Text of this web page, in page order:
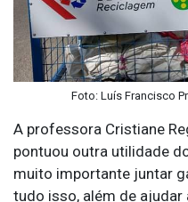
Foto: Luís Francisco
A professora Cristiane
pontuou outra utilidade
muito importante juntar
tudo isso, além de ajudar